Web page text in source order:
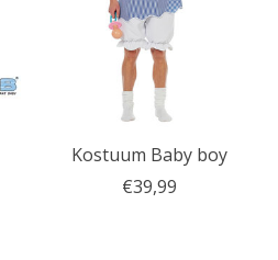
Kostuum Baby boy
€39,99